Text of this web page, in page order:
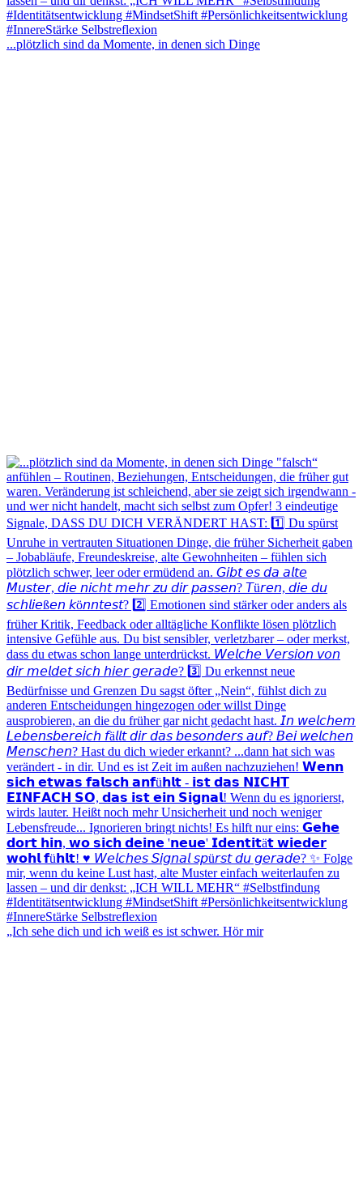
...plötzlich sind da Momente, in denen sich Dinge
„Ich sehe dich und ich weiß es ist schwer. Hör mir